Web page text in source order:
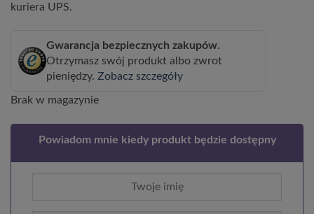
kuriera UPS.
Gwarancja bezpiecznych zakupów.
Otrzymasz swój produkt albo zwrot
pieniędzy. Zobacz szczegóły
Brak w magazynie
Powiadom mnie kiedy produkt będzie dostępny